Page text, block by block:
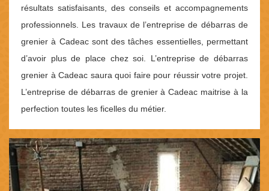
résultats satisfaisants, des conseils et accompagnements
professionnels. Les travaux de l’entreprise de débarras de
grenier à Cadeac sont des tâches essentielles, permettant
d’avoir plus de place chez soi. L’entreprise de débarras
grenier à Cadeac saura quoi faire pour réussir votre projet.
L’entreprise de débarras de grenier à Cadeac maitrise à la
perfection toutes les ficelles du métier.